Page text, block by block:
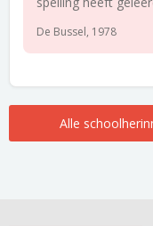
De Bussel, 1978
Alle